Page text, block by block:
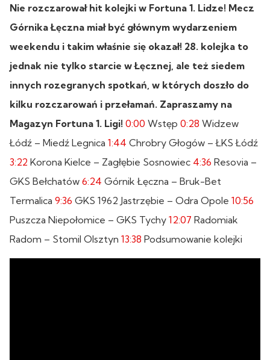
Nie rozczarował hit kolejki w Fortuna 1. Lidze! Mecz
Górnika Łęczna miał być głównym wydarzeniem
weekendu i takim właśnie się okazał! 28. kolejka to
jednak nie tylko starcie w Łęcznej, ale też siedem
innych rozegranych spotkań, w których doszło do
kilku rozczarowań i przełamań. Zapraszamy na
Magazyn Fortuna 1. Ligi! 0:00 Wstęp 0:28 Widzew
Łódź – Miedź Legnica 1:44 Chrobry Głogów – ŁKS Łódź
3:22 Korona Kielce – Zagłębie Sosnowiec 4:36 Resovia –
GKS Bełchatów 6:24 Górnik Łęczna – Bruk-Bet
Termalica 9:36 GKS 1962 Jastrzębie – Odra Opole 10:56
Puszcza Niepołomice – GKS Tychy 12:07 Radomiak
Radom – Stomil Olsztyn 13:38 Podsumowanie kolejki